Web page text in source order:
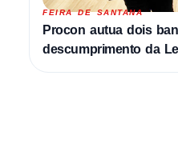
FEIRA DE SANTANA
Procon autua dois
descumprimento da